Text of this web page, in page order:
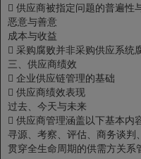
 供应商被指定问题的普遍性
恶意与善意
成本与收益
 采购腐败并非采购供应系统
三、供应商绩效
 企业供应链管理的基础
 供应商绩效表现
过去、今天与未来
 供应商管理涵盖以下基本内
寻源、考察、评估、商务谈判
贯穿全生命周期的供需方关系